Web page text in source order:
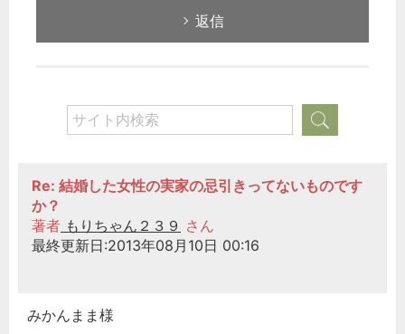
返信
Re: 結婚した女性の実家の忌引きってないものです
か？
著者 もりちゃん２３９ さん
最終更新日:2013年08月10日 00:16
みかんまま様